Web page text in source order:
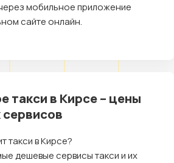
мобильное приложение
сайте онлайн.
такси в Кирсе – цены
такси в Кирсе?
дешевые сервисы такси и их